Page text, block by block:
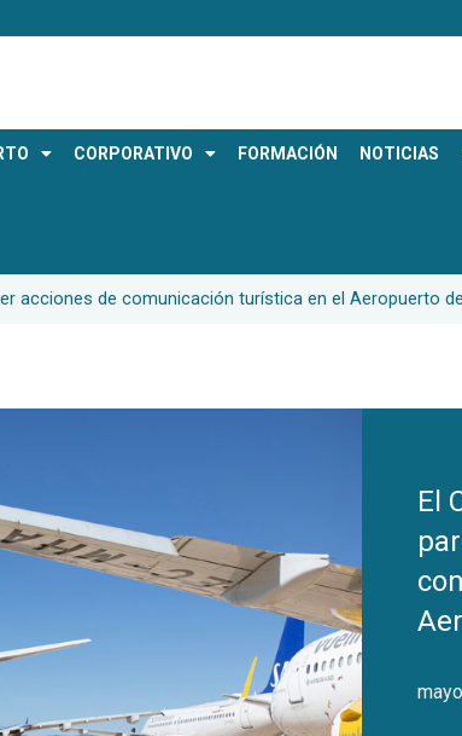
CORPORATIVO FORMACIÓN NOTICIAS
acciones de comunicación turística en el Aeropuerto
El